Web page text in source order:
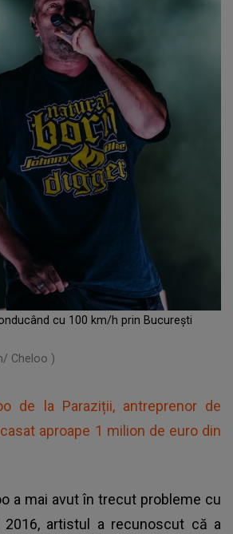
cu 100 km/h prin București
Cheloo )
de la Paraziții, antreprenor de
aproape 1 milion de euro din
a mai avut în trecut probleme cu
2016, artistul a recunoscut că a